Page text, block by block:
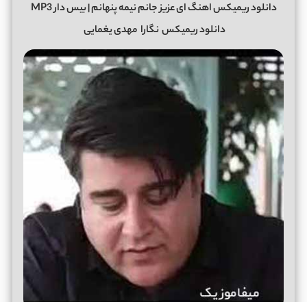
دانلود ریمیکس اهنگ ای عزیز جانم نیمه پنهانم | بیس دار MP3
دانلود ریمیکسنگارا مهدی یغمایی